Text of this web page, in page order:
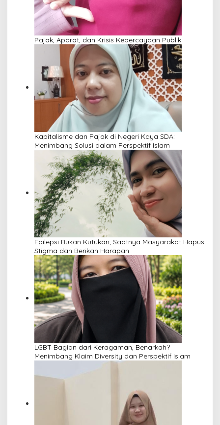
Pajak, Aparat, dan Krisis Kepercayaan Publik
Kapitalisme dan Pajak di Negeri Kaya SDA:
Menimbang Solusi dalam Perspektif Islam
Epilepsi Bukan Kutukan, Saatnya Masyarakat Hapus
Stigma dan Berikan Harapan
LGBT Bagian dari Keragaman, Benarkah?
Menimbang Klaim Diversity dan Perspektif Islam